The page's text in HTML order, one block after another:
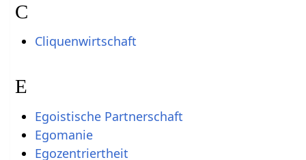
C
Cliquenwirtschaft
E
Egoistische Partnerschaft
Egomanie
Egozentriertheit